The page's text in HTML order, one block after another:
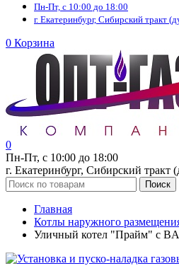
Пн-Пт, с 10:00 до 18:00
г. Екатеринбург, Сибирский тракт
0 Корзина
0
Пн-Пт, с 10:00 до 18:00
г. Екатеринбург, Сибирский тракт
Поиск
Главная
Котлы наружного
Уличный котел "Прайм" с